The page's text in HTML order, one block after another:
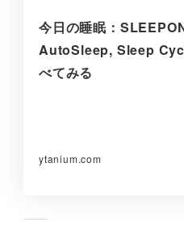
今日の睡眠：
AutoSleep, Sleep
べてみる
ytanium.com